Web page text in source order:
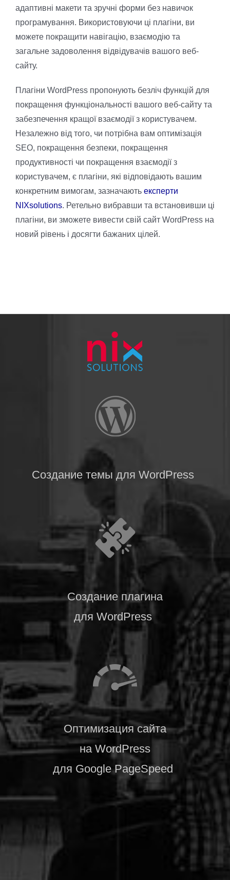
адаптивні макети та зручні форми без навичок
програмування. Використовуючи ці плагіни, ви
можете покращити навігацію, взаємодію та
загальне задоволення відвідувачів вашого веб-
сайту.
Плагіни WordPress пропонують безліч функцій для
покращення функціональності вашого веб-сайту та
забезпечення кращої взаємодії з користувачем.
Незалежно від того, чи потрібна вам оптимізація
SEO, покращення безпеки, покращення
продуктивності чи покращення взаємодії з
користувачем, є плагіни, які відповідають вашим
конкретним вимогам, зазначають експерти
NIXsolutions. Ретельно вибравши та встановивши ці
плагіни, ви зможете вивести свій сайт WordPress на
новий рівень і досягти бажаних цілей.
Создание темы для WordPress
Создание плагина
для WordPress
Оптимизация сайта
на WordPress
для Google PageSpeed